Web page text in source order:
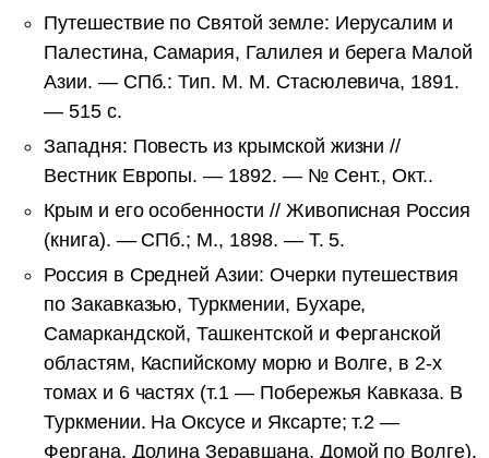
Путешествие по Святой земле: Иерусалим и
Палестина, Самария, Галилея и берега Малой
Азии. — СПб.: Тип. М. М. Стасюлевича, 1891.
— 515 с.
Западня: Повесть из крымской жизни //
Вестник Европы. — 1892. — № Сент., Окт..
Крым и его особенности // Живописная Россия
(книга). — СПб.; М., 1898. — Т. 5.
Россия в Средней Азии: Очерки путешествия
по Закавказью, Туркмении, Бухаре,
Самаркандской, Ташкентской и Ферганской
областям, Каспийскому морю и Волге, в 2-х
томах и 6 частях (т.1 — Побережья Кавказа. В
Туркмении. На Оксусе и Яксарте; т.2 —
Фергана. Долина Зеравшана. Домой по Волге).